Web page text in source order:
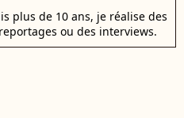
plus de 10 ans, je réalise des
ou des interviews.